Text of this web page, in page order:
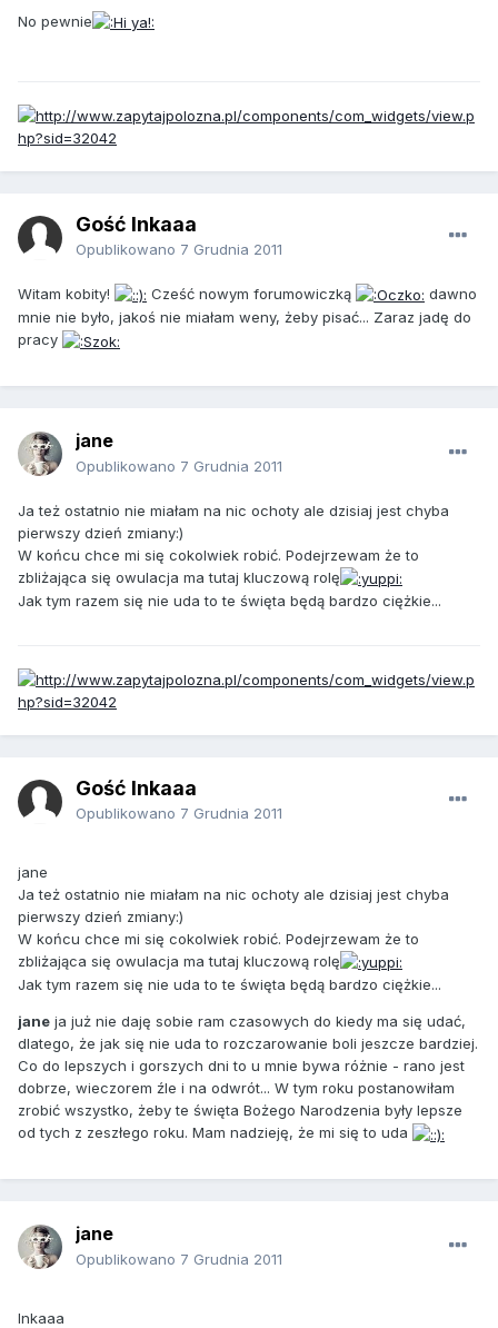
No pewnie
Gość Inkaaa
Opublikowano 7 Grudnia 2011
Witam kobity! Cześć nowym forumowiczką
dawno
mnie nie było, jakoś nie miałam weny, żeby pisać... Zaraz jadę do
pracy
jane
Opublikowano 7 Grudnia 2011
Ja też ostatnio nie miałam na nic ochoty ale dzisiaj jest chyba
pierwszy dzień zmiany:)
W końcu chce mi się cokolwiek robić. Podejrzewam że to
zbliżająca się owulacja ma tutaj kluczową rolę
Jak tym razem się nie uda to te święta będą bardzo ciężkie...
Gość Inkaaa
Opublikowano 7 Grudnia 2011
jane
Ja też ostatnio nie miałam na nic ochoty ale dzisiaj jest chyba
pierwszy dzień zmiany:)
W końcu chce mi się cokolwiek robić. Podejrzewam że to
zbliżająca się owulacja ma tutaj kluczową rolę
Jak tym razem się nie uda to te święta będą bardzo ciężkie...
jane ja już nie daję sobie ram czasowych do kiedy ma się udać,
dlatego, że jak się nie uda to rozczarowanie boli jeszcze bardziej.
Co do lepszych i gorszych dni to u mnie bywa różnie - rano jest
dobrze, wieczorem źle i na odwrót... W tym roku postanowiłam
zrobić wszystko, żeby te święta Bożego Narodzenia były lepsze
od tych z zeszłego roku. Mam nadzieję, że mi się to uda
jane
Opublikowano 7 Grudnia 2011
Inkaaa